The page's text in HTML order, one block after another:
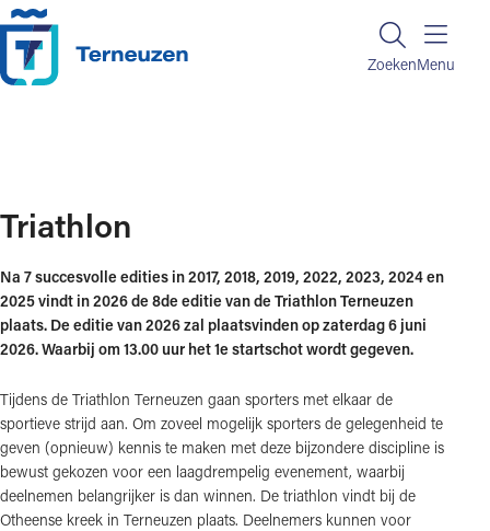
Ga naar de inhoud
ZoekenZoeken
Menu
Triathlon
Na 7 succesvolle edities in 2017, 2018, 2019, 2022, 2023, 2024 en
2025 vindt in 2026 de 8de editie van de Triathlon Terneuzen
plaats. De editie van 2026 zal plaatsvinden op zaterdag 6 juni
2026. Waarbij om 13.00 uur het 1e startschot wordt gegeven.
Tijdens de Triathlon Terneuzen gaan sporters met elkaar de
sportieve strijd aan. Om zoveel mogelijk sporters de gelegenheid te
geven (opnieuw) kennis te maken met deze bijzondere discipline is
bewust gekozen voor een laagdrempelig evenement, waarbij
deelnemen belangrijker is dan winnen. De triathlon vindt bij de
Otheense kreek in Terneuzen plaats. Deelnemers kunnen voor